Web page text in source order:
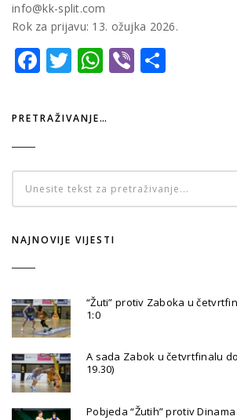
info@kk-split.com
Rok za prijavu: 13. ožujka 2026.
Facebook
Twitter
WhatsApp
Viber
PRETRAŽIVANJE…
NAJNOVIJE VIJESTI
“Žuti” protiv Zaboka u
1:0
A sada Zabok u četvrtfinalu
19.30)
Pobjeda “Žutih” protiv